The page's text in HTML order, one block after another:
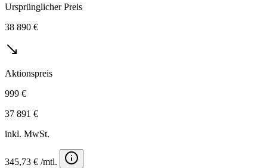
Ursprünglicher Preis
38 890 €
Aktionspreis
999 €
37 891 €
inkl. MwSt.
345,73 € /mtl.